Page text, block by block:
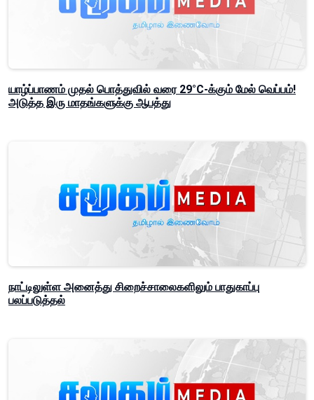
யாழ்ப்பாணம் முதல் பொத்துவில் வரை 29°C-க்கும் மேல் வெப்பம்!
அடுத்த இரு மாதங்களுக்கு ஆபத்து
நாட்டிலுள்ள அனைத்து சிறைச்சாலைகளிலும் பாதுகாப்பு
பலப்படுத்தல்